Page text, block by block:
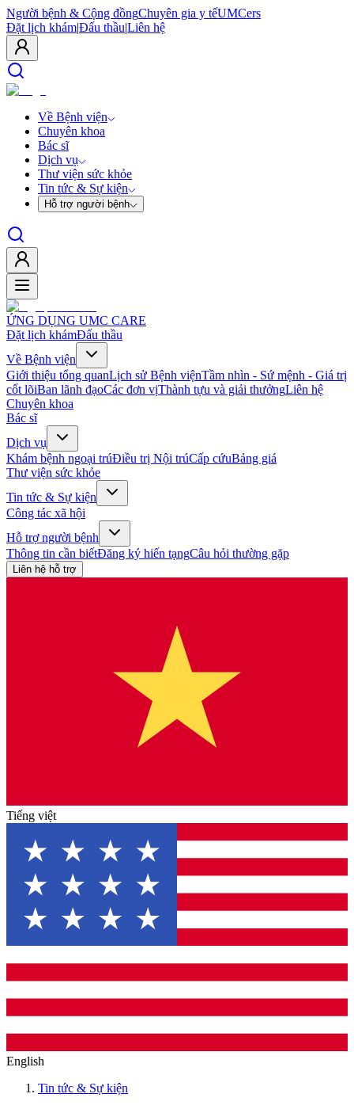
Người bệnh & Cộng đồngChuyên gia y tếUMCers
Đặt lịch khám|Đấu thầu|Liên hệ
Về Bệnh viện
Chuyên khoa
Bác sĩ
Dịch vụ
Thư viện sức khỏe
Tin tức & Sự kiện
Hỗ trợ người bệnh
ỨNG DỤNG UMC CARE
Đặt lịch khámĐấu thầu
Về Bệnh viện
Giới thiệu tổng quanLịch sử Bệnh việnTầm nhìn - Sứ mệnh - Giá trị
cốt lõiBan lãnh đạoCác đơn vịThành tựu và giải thưởngLiên hệ
Chuyên khoa
Bác sĩ
Dịch vụ
Khám bệnh ngoại trúĐiều trị Nội trúCấp cứuBảng giá
Thư viện sức khỏe
Tin tức & Sự kiện
Công tác xã hội
Hỗ trợ người bệnh
Thông tin cần biếtĐăng ký hiến tạngCâu hỏi thường gặp
Liên hệ hỗ trợ
Tiếng việt
English
Tin tức & Sự kiện